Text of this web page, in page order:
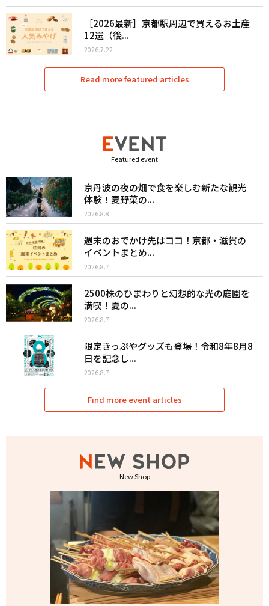
［2026最新］京都駅周辺で買えるお土産
12選（後...
2026.7.22
Read more featured articles
Featured event
京丹波の夜の畑で食を楽しむ新たな観光
体験！夏野菜の...
2026.8.8
週末のおでかけ先はココ！京都・滋賀の
イベントまとめ...
2026.8.7
2500株のひまわりと幻想的な光の庭園を
満喫！夏の...
2026.8.7
限定きっぷやグッズも登場！令和8年8月8
日を記念し...
2026.8.7
Find more event articles
New Shop